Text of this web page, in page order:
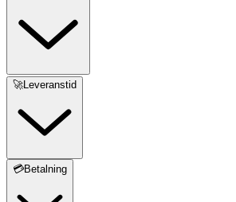
🚀Leveranstid
💳Betalning